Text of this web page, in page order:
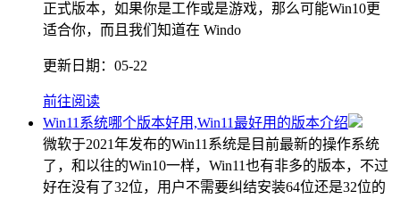
正式版本，如果你是工作或是游戏，那么可能Win10更
适合你，而且我们知道在 Windo
更新日期： 05-22
前往阅读
Win11系统哪个版本好用,Win11最好用的版本介绍
微软于2021年发布的Win11系统是目前最新的操作系统
了，和以往的Win10一样，Win11也有非多的版本，不过
好在没有了32位，用户不需要纠结安装64位还是32位的